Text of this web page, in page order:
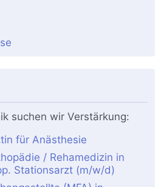
suchen wir Verstärkung:
für Anästhesie
/ Rehamedizin in
Stationsarzt (m/w/d)